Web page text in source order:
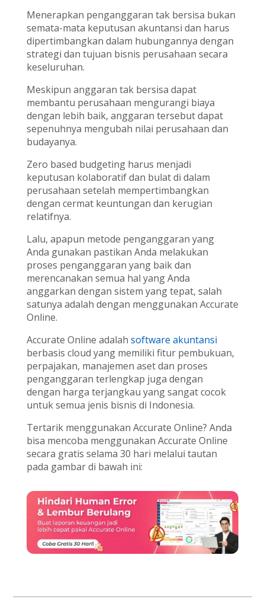
Menerapkan penganggaran tak bersisa bukan
semata-mata keputusan akuntansi dan harus
dipertimbangkan dalam hubungannya dengan
strategi dan tujuan bisnis perusahaan secara
keseluruhan.
Meskipun anggaran tak bersisa dapat
membantu perusahaan mengurangi biaya
dengan lebih baik, anggaran tersebut dapat
sepenuhnya mengubah nilai perusahaan dan
budayanya.
Zero based budgeting harus menjadi
keputusan kolaboratif dan bulat di dalam
perusahaan setelah mempertimbangkan
dengan cermat keuntungan dan kerugian
relatifnya.
Lalu, apapun metode penganggaran yang
Anda gunakan pastikan Anda melakukan
proses penganggaran yang baik dan
merencanakan semua hal yang Anda
anggarkan dengan sistem yang tepat, salah
satunya adalah dengan menggunakan Accurate
Online.
Accurate Online adalah software akuntansi
berbasis cloud yang memiliki fitur pembukuan,
perpajakan, manajemen aset dan proses
penganggaran terlengkap juga dengan
dengan harga terjangkau yang sangat cocok
untuk semua jenis bisnis di Indonesia.
Tertarik menggunakan Accurate Online? Anda
bisa mencoba menggunakan Accurate Online
secara gratis selama 30 hari melalui tautan
pada gambar di bawah ini: